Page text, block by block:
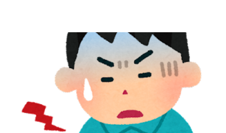
イベント・グッズ
YouTube